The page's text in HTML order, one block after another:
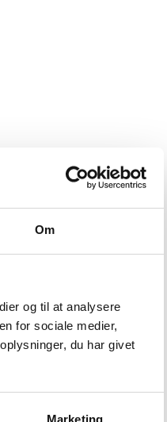
Om
og til at analysere
for sociale medier,
du har givet
Ernæring